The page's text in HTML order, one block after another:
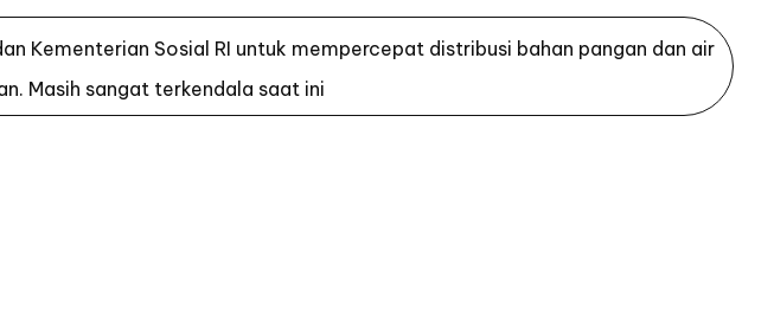
Kementerian Sosial RI untuk mempercepat distribusi bahan pangan dan air
Masih sangat terkendala saat ini